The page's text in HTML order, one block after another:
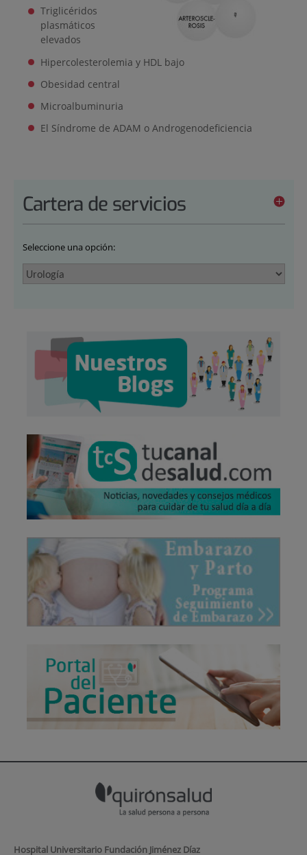
Triglicéridos
plasmáticos
elevados
Hipercolesterolemia y HDL bajo
Obesidad central
Microalbuminuria
El Síndrome de ADAM o Androgenodeficiencia
Cartera de servicios
Seleccione una opción:
Hospital Universitario Fundación Jiménez Díaz